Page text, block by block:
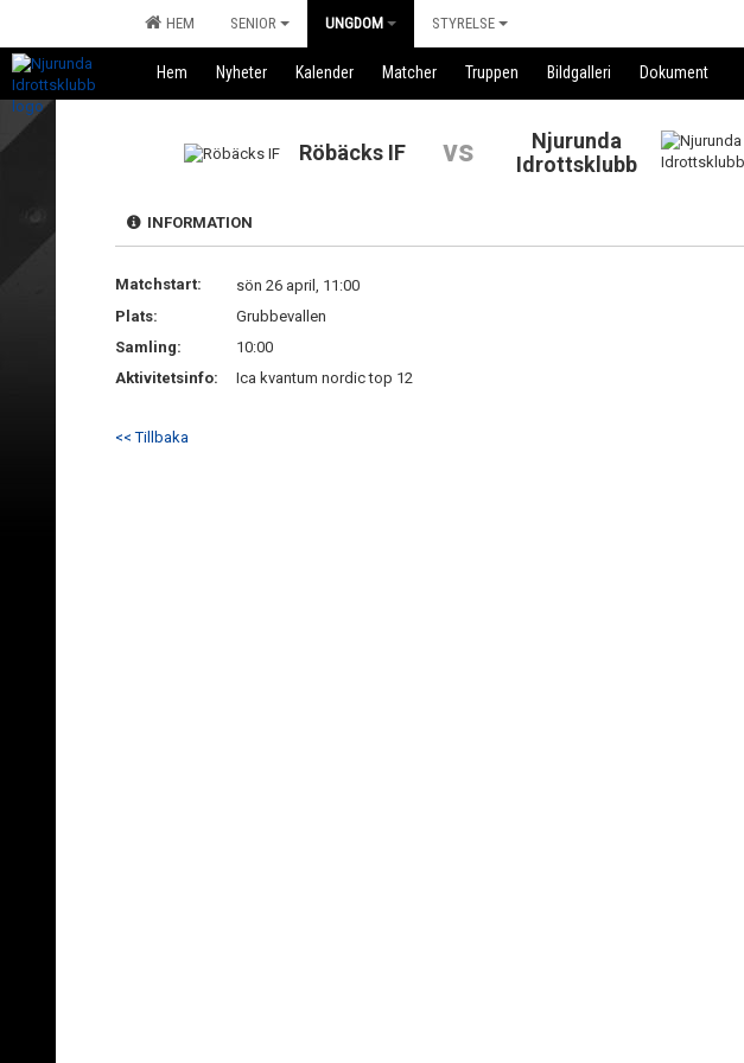
HEM SENIOR UNGDOM STYRELSE
Hem Nyheter Kalender Matcher Truppen Bildgalleri Dokument
Röbäcks IF vs
Njurunda
Idrottsklubb
INFORMATION
Matchstart:
sön 26 april, 11:00
Plats:
Grubbevallen
Samling:
10:00
Aktivitetsinfo:
Ica kvantum nordic top 12
<< Tillbaka